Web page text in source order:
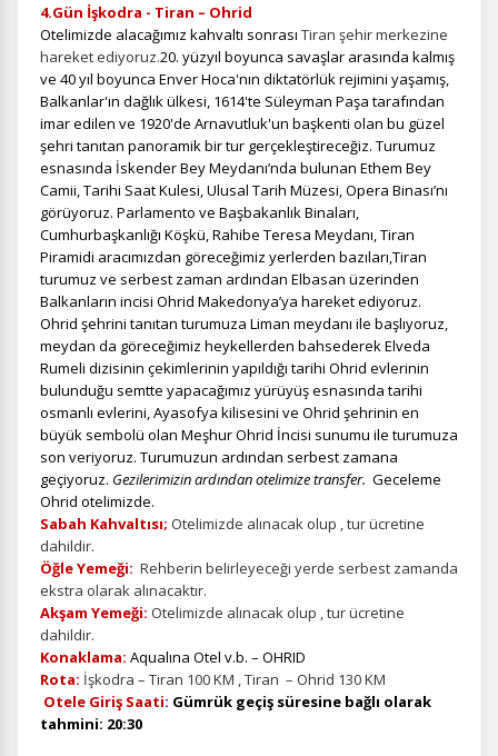
ÇEREZ KULLANIM AYARLARINIZ
Çerez tercihlerinizibelirleyin.
Daha fazla bilgi içinKVKK bilgilendirmemizi,çerez kullanımve
gizlilik koşullarını inceleyebilirsiniz.
Zorunlu Çerezler HER ZAMAN AKTIF
Oturum yönetimi, güvenlik ve temel site işlevleri için
gereklidir. Bu çerezler olmadan site düzgün çalışmaz ve
devre dışı bırakılamaz.
İstatistik Çerezleri
Ziyaretçilerin siteyi nasıl kullandığını anonim olarak
ölçeriz. Hangi sayfaların popüler olduğunu ve
kullanıcıların nerede zorluk yaşadığını anlamamıza
yardımcı olur.
4.Gün İşkodra - Tiran – Ohrid
Otelimizde alacağımız kahvaltı sonrası Tiran şehir merkezine
hareket ediyoruz.20. yüzyıl boyunca savaşlar arasında kalmış
ve 40 yıl boyunca Enver Hoca'nın diktatörlük rejimini yaşamış,
Balkanlar'ın dağlık ülkesi, 1614'te Süleyman Paşa tarafından
imar edilen ve 1920'de Arnavutluk'un başkenti olan bu güzel
şehri tanıtan panoramik bir tur gerçekleştireceğiz. Turumuz
esnasında İskender Bey Meydanı’nda bulunan Ethem Bey
Camii, Tarihi Saat Kulesi, Ulusal Tarih Müzesi, Opera Binası’nı
görüyoruz. Parlamento ve Başbakanlık Binaları,
Cumhurbaşkanlığı Köşkü, Rahibe Teresa Meydanı, Tiran
Piramidi aracımızdan göreceğimiz yerlerden bazıları,Tiran
turumuz ve serbest zaman ardından Elbasan üzerinden
Balkanların incisi Ohrid Makedonya’ya hareket ediyoruz.
Ohrid şehrini tanıtan turumuza Liman meydanı ile başlıyoruz,
meydan da göreceğimiz heykellerden bahsederek Elveda
Rumeli dizisinin çekimlerinin yapıldığı tarihi Ohrid evlerinin
bulunduğu semtte yapacağımız yürüyüş esnasında tarihi
osmanlı evlerini, Ayasofya kilisesini ve Ohrid şehrinin en
büyük sembolü olan Meşhur Ohrid İncisi sunumu ile turumuza
son veriyoruz. Turumuzun ardından serbest zamana
geçiyoruz. Gezilerimizin ardından otelimize transfer. Geceleme
Ohrid otelimizde.
Sabah Kahvaltısı; Otelimizde alınacak olup , tur ücretine
dahildir.
Öğle Yemeği: Rehberin belirleyeceği yerde serbest zamanda
ekstra olarak alınacaktır.
Akşam Yemeği: Otelimizde alınacak olup , tur ücretine
dahildir.
Konaklama: Aqualına Otel v.b. – OHRID
Rota: İşkodra – Tiran 100 KM , Tiran – Ohrid 130 KM
Otele Giriş Saati: Gümrük geçiş süresine bağlı olarak
tahmini: 20:30